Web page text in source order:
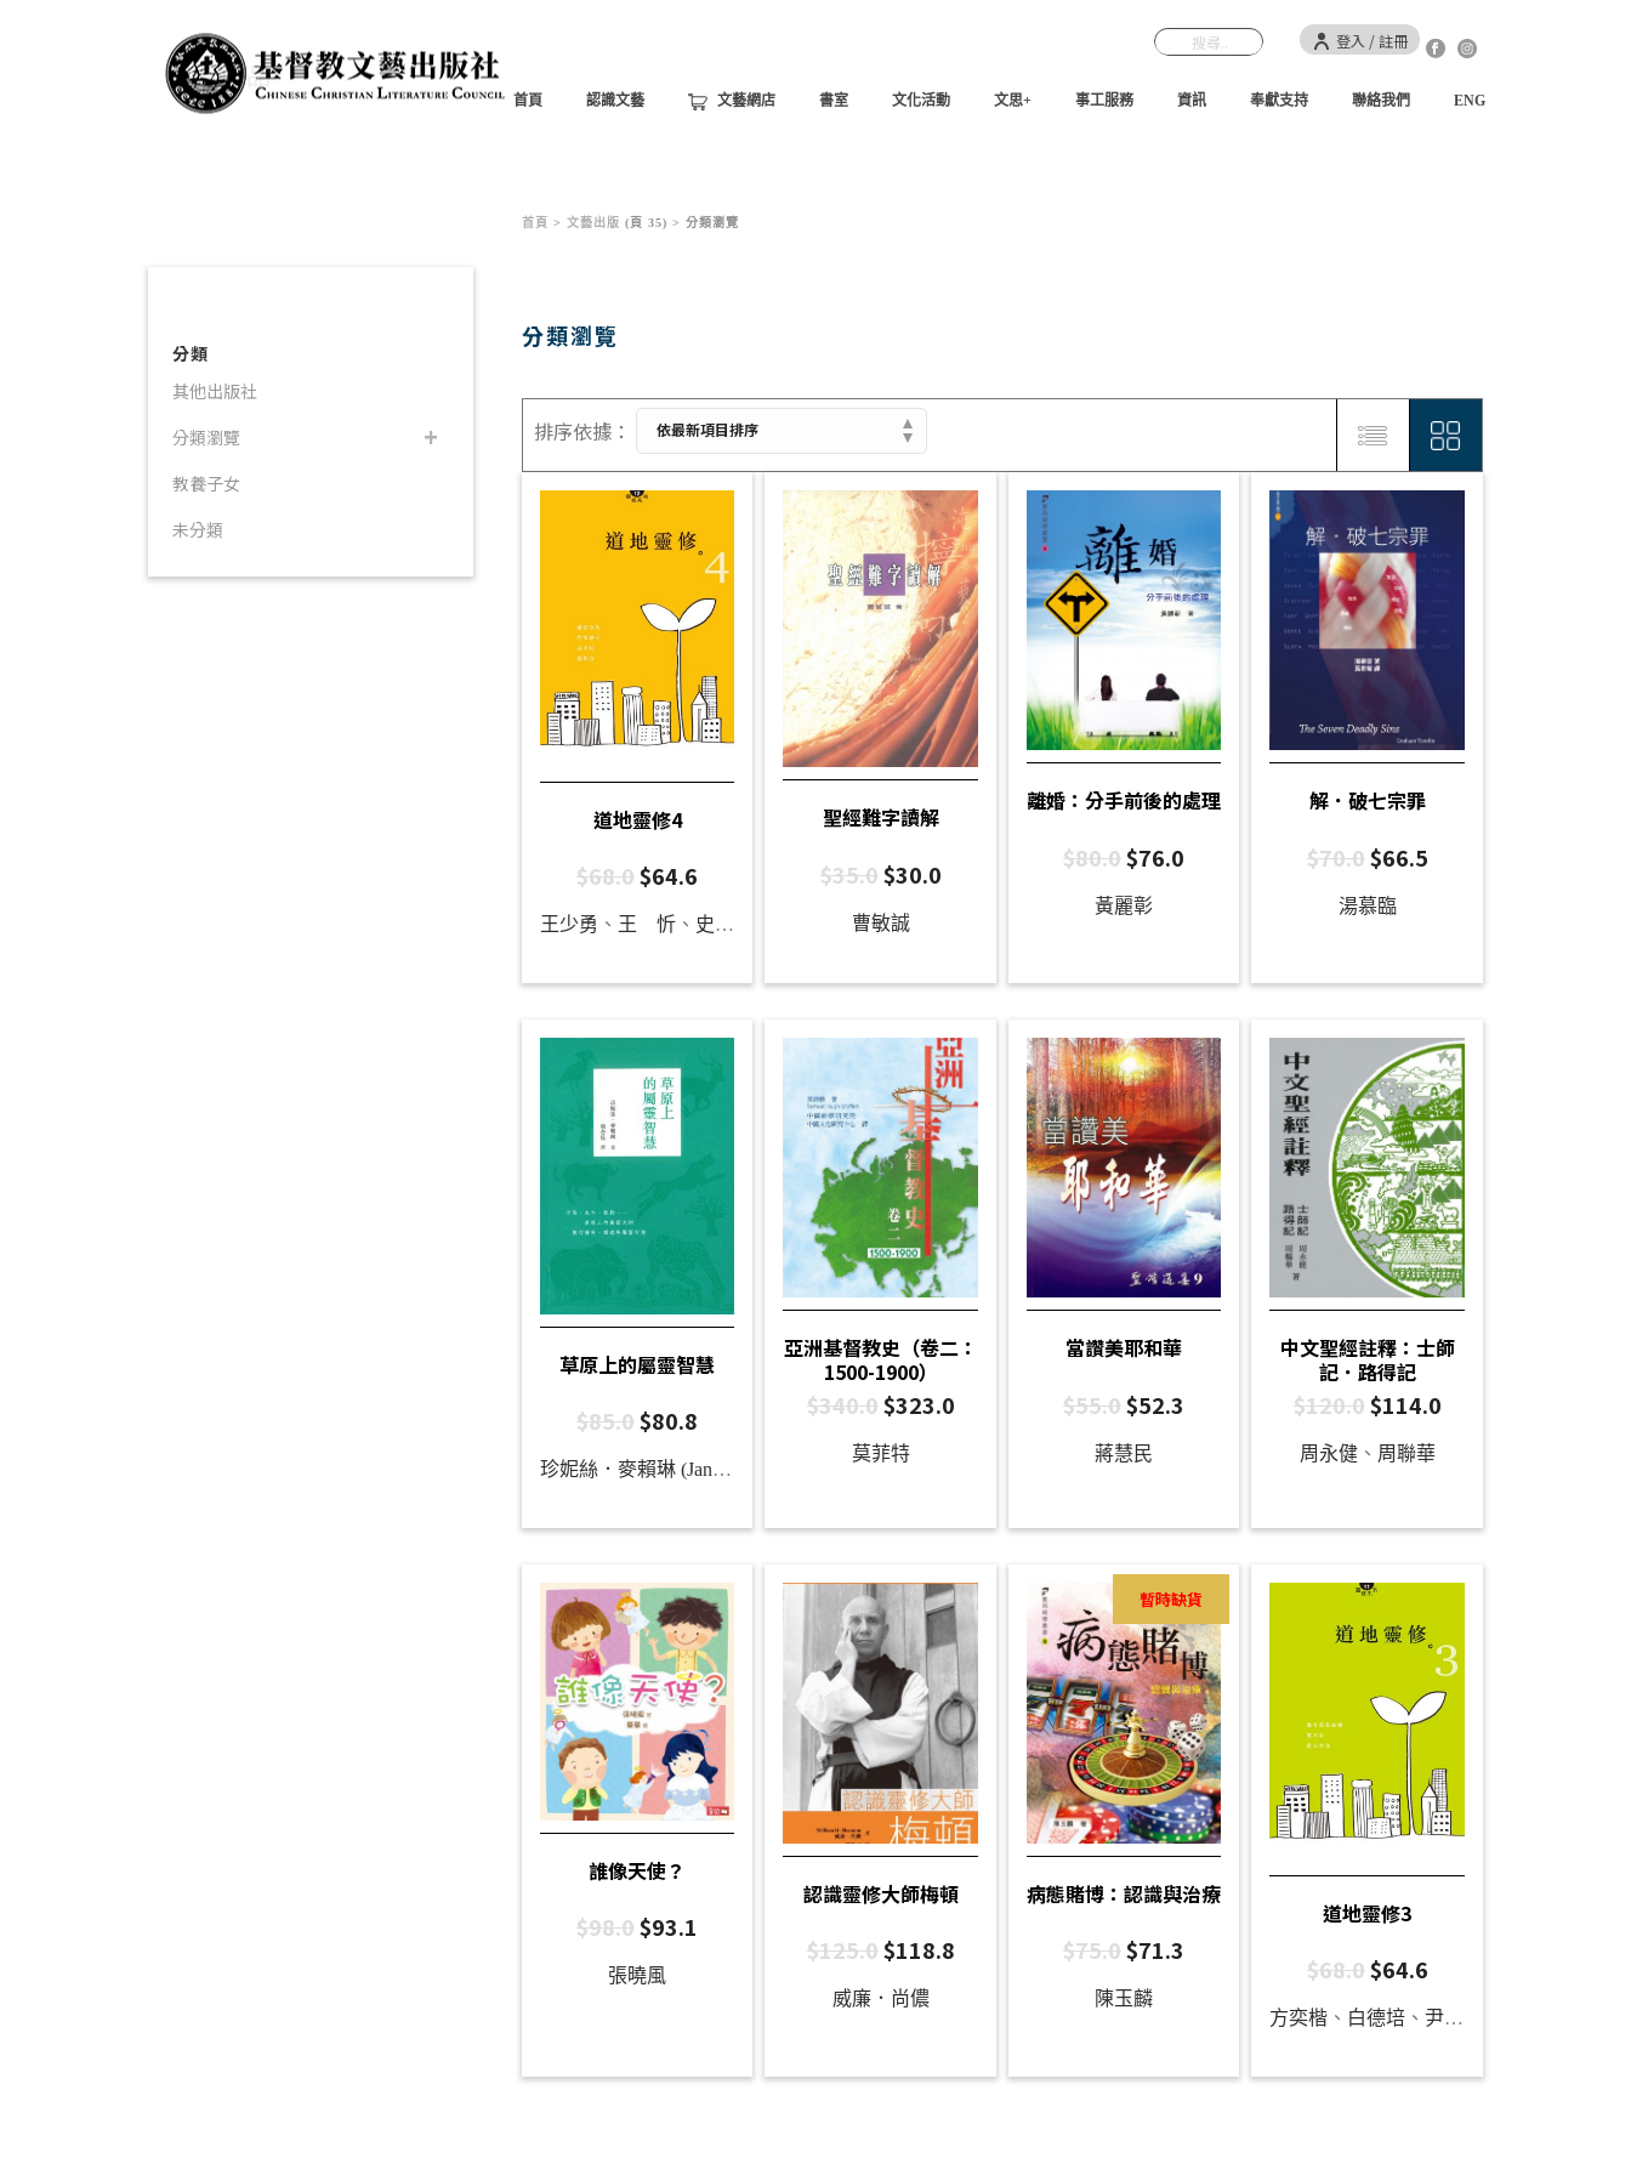
登入 / 註冊
首頁 認識文藝 文藝網店 書室 文化活動 文思+ 事工服務 資訊 奉獻支持 聯絡我們 ENG
書籍產品
首頁 > 文藝出版 (頁 35) > 分類瀏覽
分類瀏覽
道地靈修4
$68.0$64.6
王少勇 、 王 忻、 史志偉 李嘉恩、
聖經難字讀解
$35.0$30.0
曹敏誠
離婚：分手前後的處理
$80.0$76.0
黃麗彰
解．破七宗罪
$70.0$66.5
湯慕臨
草原上的屬靈智慧
$85.0$80.8
珍妮絲．麥賴琳 (Janice McLaughlin)
亞洲基督教史（卷二：
1500-1900）
$340.0$323.0
莫菲特
當讚美耶和華
$55.0$52.3
蔣慧民
中文聖經註釋：士師
記．路得記
$120.0$114.0
周永健、 周聯華
誰像天使？
$98.0$93.1
張曉風
認識靈修大師梅頓
$125.0$118.8
威廉．尚儂
病態賭博：認識與治療
暫時缺貨
$75.0$71.3
陳玉麟
道地靈修3
$68.0$64.6
方奕楷 、 白德培 、尹麗明
分類
其他出版社
分類瀏覽
教養子女
未分類